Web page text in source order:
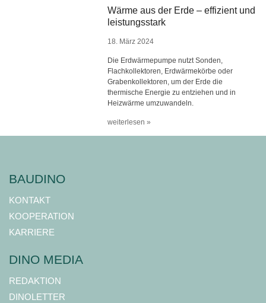
Wärme aus der Erde – effizient und
leistungsstark
18. März 2024
Die Erdwärmepumpe nutzt Sonden,
Flachkollektoren, Erdwärmekörbe oder
Grabenkollektoren, um der Erde die
thermische Energie zu entziehen und in
Heizwärme umzuwandeln.
weiterlesen »
BAUDINO
KONTAKT
KOOPERATION
KARRIERE
DINO MEDIA
REDAKTION
DINOLETTER